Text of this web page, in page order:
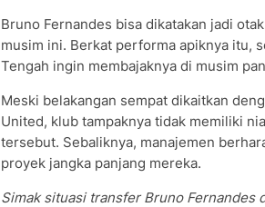
Bruno Fernandes bisa dikatakan jadi
musim ini. Berkat performa apiknya itu,
Tengah ingin membajaknya di musim
Meski belakangan sempat dikaitkan
United, klub tampaknya tidak memiliki
tersebut. Sebaliknya, manajemen
proyek jangka panjang mereka.
Simak situasi transfer Bruno Fernandes